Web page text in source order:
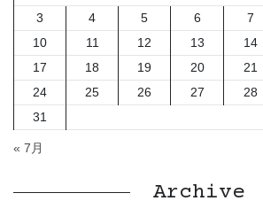
3
4 5 6 7
10
11 12 13 14
17
18 19 20 21
24
25 26 27 28
31
« 7月
Archive